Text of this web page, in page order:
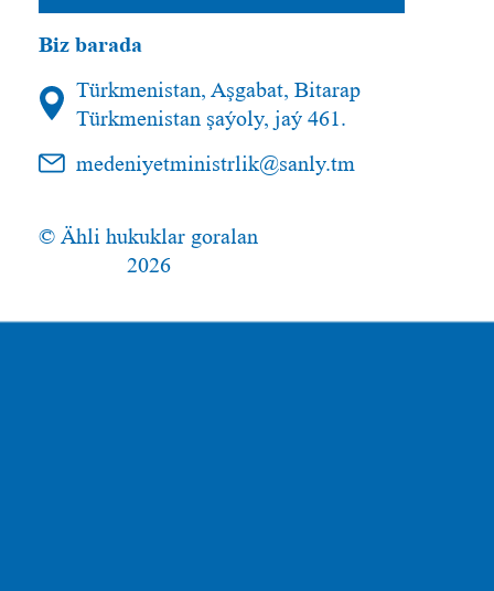
Biz barada
Türkmenistan, Aşgabat, Bitarap
Türkmenistan şaýoly, jaý 461.
medeniyetministrlik@sanly.tm
© Ähli hukuklar goralan
2026